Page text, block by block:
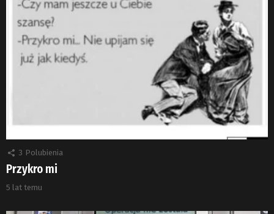
3 Polubienia
Przykro mi
5 lat temu